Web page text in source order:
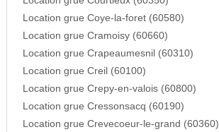
Location grue Coye-la-foret (60580)
Location grue Cramoisy (60660)
Location grue Crapeaumesnil (60310)
Location grue Creil (60100)
Location grue Crepy-en-valois (60800)
Location grue Cressonsacq (60190)
Location grue Crevecoeur-le-grand (60360)